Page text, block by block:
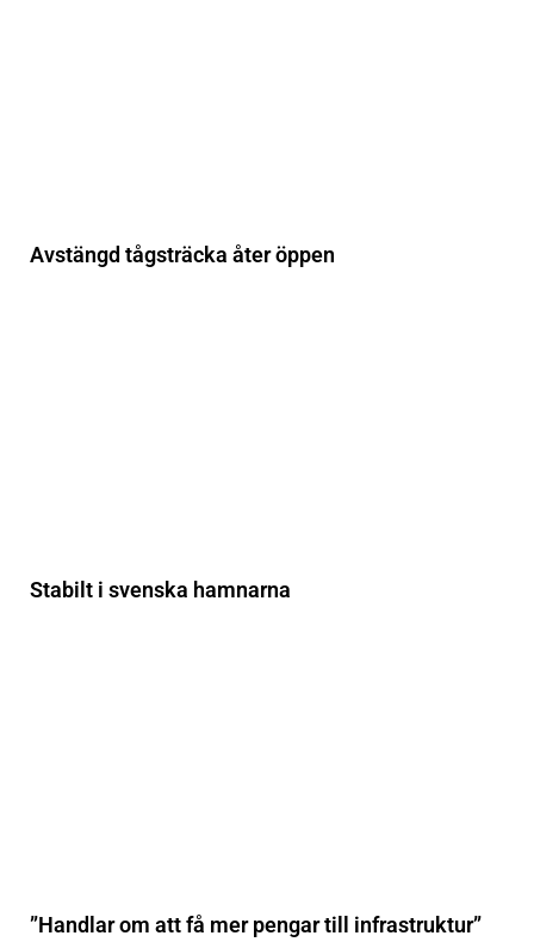
Avstängd tågsträcka åter öppen
Stabilt i svenska hamnarna
”Handlar om att få mer pengar till infrastruktur”